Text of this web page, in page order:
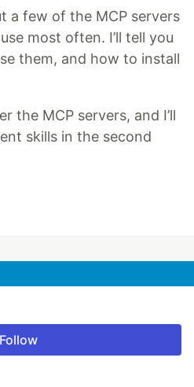
a few of the MCP servers
most often. I’ll tell you
them, and how to install
the MCP servers, and I’ll
skills in the second
Follow